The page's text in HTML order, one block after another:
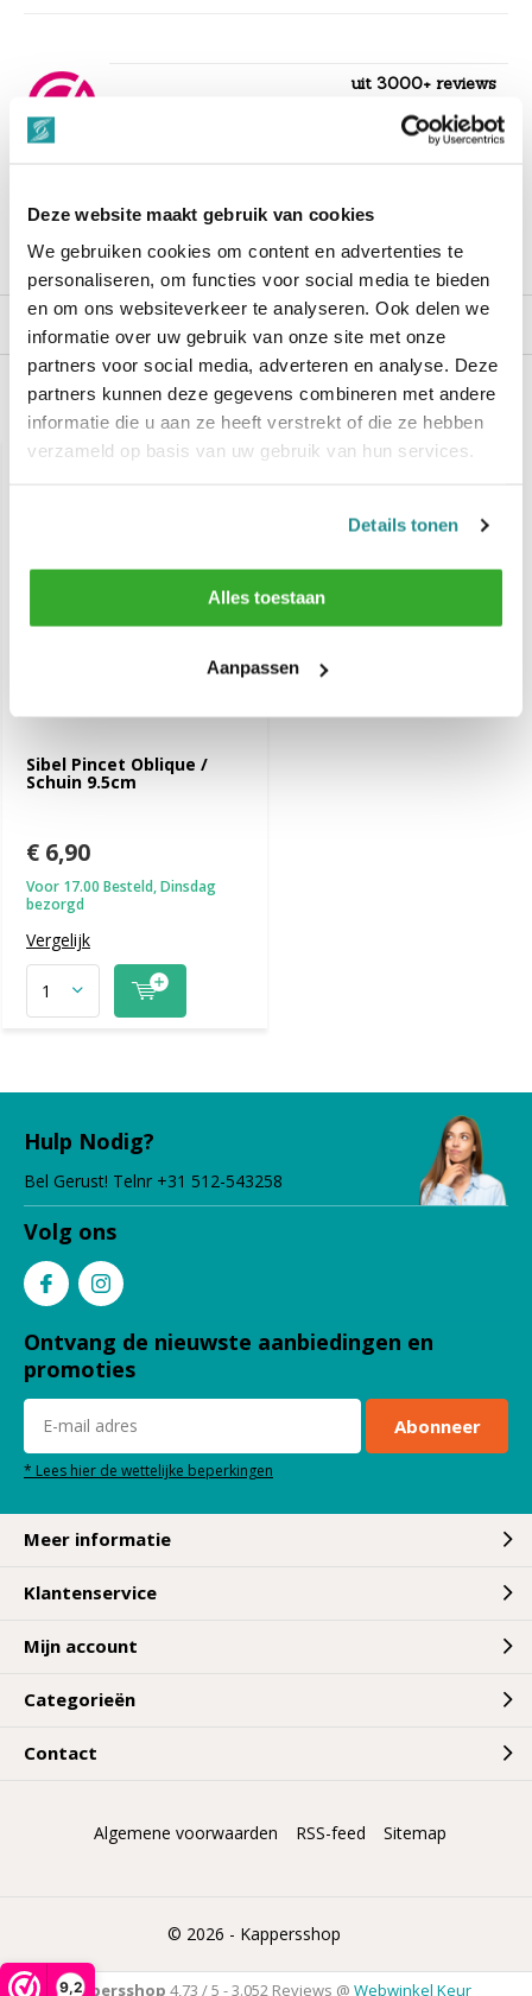
Deze website maakt gebruik van cookies
We gebruiken cookies om content en advertenties te
personaliseren, om functies voor social media te bieden
en om ons websiteverkeer te analyseren. Ook delen we
informatie over uw gebruik van onze site met onze
partners voor social media, adverteren en analyse. Deze
partners kunnen deze gegevens combineren met andere
informatie die u aan ze heeft verstrekt of die ze hebben
verzameld op basis van uw gebruik van hun services.
Details tonen
Alles toestaan
Aanpassen
9,2
uit 3000+ reviews
Productomschrijving
Reviews
Recent bekeken
Sibel Pincet Oblique /
Schuin 9.5cm
€ 6,90
Voor 17.00 Besteld, Dinsdag
bezorgd
Vergelijk
Hulp Nodig?
Bel Gerust! Telnr +31 512-543258
Volg ons
Ontvang de nieuwste aanbiedingen en
promoties
Abonneer
* Lees hier de wettelijke beperkingen
Meer informatie
Klantenservice
Mijn account
Categorieën
Contact
© 2026 - Kappersshop
Algemene voorwaarden RSS-feed Sitemap
Kappersshop 4,73 /5 -3.052 Reviews @ Webwinkel Keur